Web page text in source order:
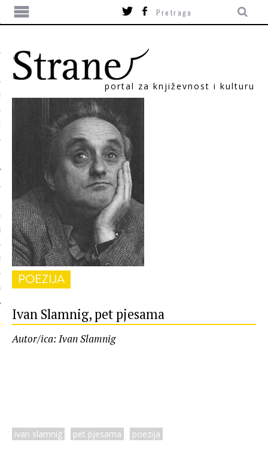
portal za književnost i kulturu
POEZIJA
Ivan Slamnig, pet pjesama
Autor/ica: Ivan Slamnig
ivan slamnig pet pjesama poezija